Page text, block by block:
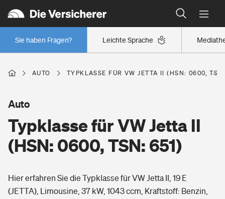
Leichte Sprache
Sie haben Fragen?
Wer versichert was: Jetzt Versicherer finden
Regionalklassen: So ist Ihre Region eingestuft
Wer versichert was: Jetzt Versicherer finden
Berufsunfähigkeitsversicherung
Erwerbsunfähigkeitsversicherung
Grundfähigkeitsversicherung
Wohnen
Freizeit
AUTO TYPKLASSE FÜR VW JETTA II (HSN: 0600,
Typklasse für VW Jetta II
(HSN: 0600, TSN: 651)
Auto
Hier erfahren Sie die Typklasse für VW Jetta II, 19 E
(JETTA), Limousine, 37 kW, 1043 ccm, Kraftstoff: Benzin,